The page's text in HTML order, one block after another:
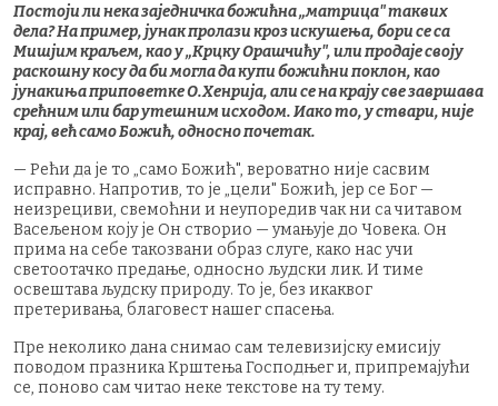
Постоји ли нека заједничка божићна „матрица" таквих
дела? На пример, јунак пролази кроз искушења, бори се са
Мишјим краљем, као у „Крцку Орашчићу", или продаје своју
раскошну косу да би могла да купи божићни поклон, као
јунакиња приповетке О.Хенрија, али се на крају све завршава
срећним или бар утешним исходом. Иако то, у ствари, није
крај, већ само Божић, односно почетак.
— Рећи да је то „само Божић", вероватно није сасвим
исправно. Напротив, то је „цели" Божић, јер се Бог —
неизрециви, свемоћни и неупоредив чак ни са читавом
Васељеном коју је Он створио — умањује до Човека. Он
прима на себе такозвани образ слуге, како нас учи
светоотачко предање, односно људски лик. И тиме
освештава људску природу. То је, без икаквог
претеривања, благовест нашег спасења.
Пре неколико дана снимао сам телевизијску емисију
поводом празника Крштења Господњег и, припремајући
се, поново сам читао неке текстове на ту тему.